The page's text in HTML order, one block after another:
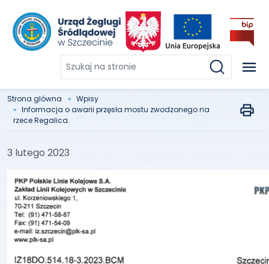
Szukaj
na
stronie
Strona glówna
Wpisy
Informacja o awarii przęsła mostu zwodzonego na
rzece Regalica.
3 lutego 2023